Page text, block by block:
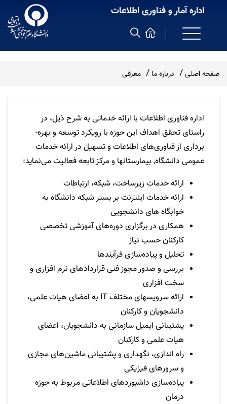
اداره آمار و فناوری اطلاعات
صفحه اصلی درباره ما معرفی
اداره فناوری اطلاعات با ارائه خدماتی به شرح ذیل، در
راستای تحقق اهداف این حوزه با رویکرد توسعه و بهره­
برداری از فناوری‌های اطلاعات و تسهیل در ارائه خدمات
عمومی دانشگاه, بیمارستانها و مرکز تابعه فعالیت می‌نماید:
ارائه خدمات زیرساخت، شبکه، ارتباطات
ارائه خدمات اینترنت بر بستر شبکه دانشگاه به
خوابگاه های دانشجویی
همکاری در برگزاری دوره‌های آموزشی تخصصی
کارکنان حسب نیاز
تحلیل و پیاده‌سازی فرآیندها
بررسی و صدور مجوز فنی قراردادهای نرم افزاری و
سخت افزاری
ارائه سرویسهای مختلفIT به اعضای هیات علمی،
دانشجویان و کارکنان
پشتیبانی ایمیل سازمانی به دانشجویان، اعضای
هیات علمی و کارکنان
راه اندازی، نگهداری و پشتیبانی ماشین‌های مجازی
و سرورهای فیزیکی
پیاده‌سازی داشبوردهای اطلاعاتی مربوط به حوزه
درمان